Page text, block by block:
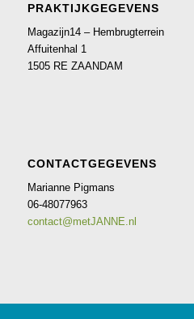
PRAKTIJKGEGEVENS
Magazijn14 – Hembrugterrein
Affuitenhal 1
1505 RE ZAANDAM
CONTACTGEGEVENS
Marianne Pigmans
06-48077963
contact@metJANNE.nl